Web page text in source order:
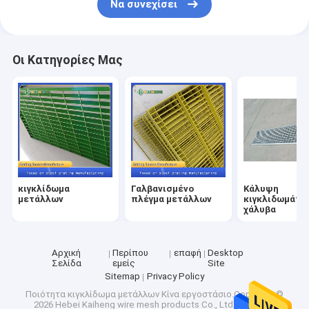
Να συνεχίσει
Οι Κατηγορίες Μας
κιγκλίδωμα
μετάλλων
Γαλβανισμένο
πλέγμα μετάλλων
Κάλυψη
χάλυβα
Αρχική
Σελίδα
Περίπου
εμείς
επαφή
Desktop
Site
Sitemap
Privacy Policy
Ποιότητα κιγκλίδωμα μετάλλων Κίνα εργοστάσιο.Copyright ©
2026 Hebei Kaiheng wire mesh products Co., Ltd. All Rights